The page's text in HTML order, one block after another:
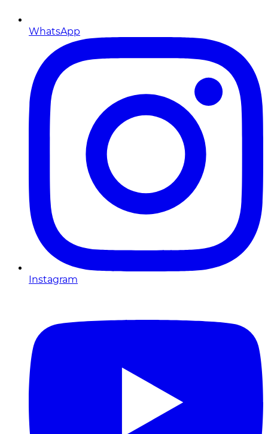
WhatsApp
Instagram